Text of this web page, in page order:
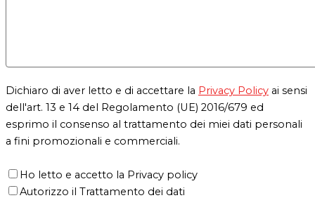
Dichiaro di aver letto e di accettare la Privacy Policy ai sensi
dell'art. 13 e 14 del Regolamento (UE) 2016/679 ed
esprimo il consenso al trattamento dei miei dati personali
a fini promozionali e commerciali.
Ho letto e accetto la Privacy policy
Autorizzo il Trattamento dei dati